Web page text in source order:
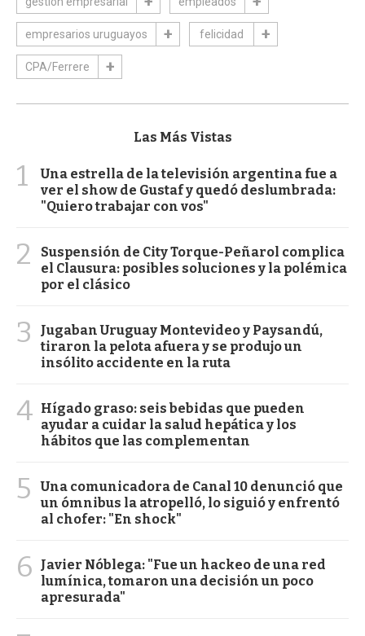
empresarios uruguayos felicidad
CPA/Ferrere
Las Más Vistas
1
Una estrella de la televisión argentina fue a
ver el show de Gustaf y quedó deslumbrada:
"Quiero trabajar con vos"
2
Suspensión de City Torque-Peñarol complica
el Clausura: posibles soluciones y la polémica
por el clásico
3
Jugaban Uruguay Montevideo y Paysandú,
tiraron la pelota afuera y se produjo un
insólito accidente en la ruta
4 Hígado graso: seis bebidas que pueden
ayudar a cuidar la salud hepática y los
hábitos que las complementan
5
Una comunicadora de Canal 10 denunció que
un ómnibus la atropelló, lo siguió y enfrentó
al chofer: "En shock"
6
Javier Nóblega: "Fue un hackeo de una red
lumínica, tomaron una decisión un poco
apresurada"